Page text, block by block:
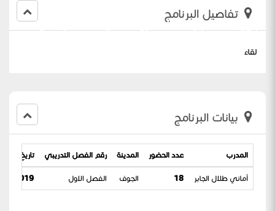
تجويد الاختبارات النظريه للمرحله الابتدائيه
تفاصيل البرنامج
لقاء
بيانات البرنامج
المدرب عدد الحضور المدينة رقم الفصل التدريبي تاريخ
أماني طلال الجابر 18 الجوف الفصل الاول / 12-04-1441